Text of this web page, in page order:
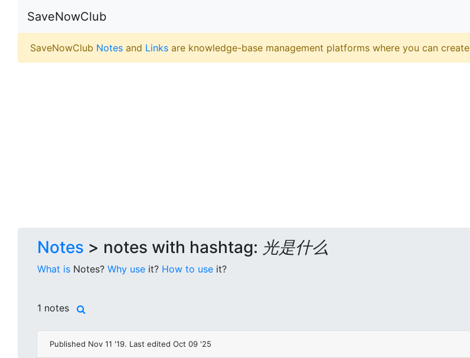
SaveNowClub
SaveNowClub Notes and Links are knowledge-base management platforms where you can create
Notes > notes with hashtag: 光是什么
What is Notes? Why use it? How to use it?
1 notes
Published Nov 11 '19. Last edited Oct 09 '25